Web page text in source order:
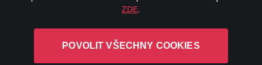
ZDE
POVOLIT VŠECHNY COOKIES
L-1246 Luxembourg R.C.S.